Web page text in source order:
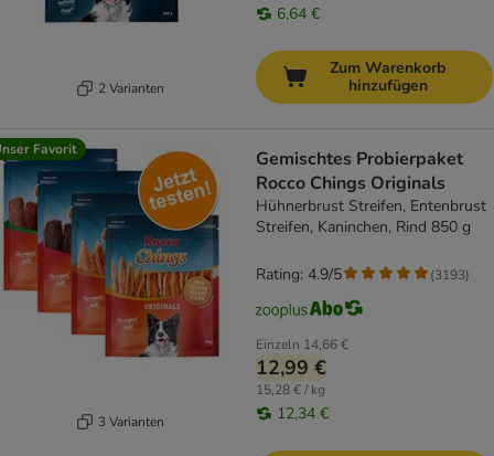
2 Varianten
6,64 €
Zum Warenkorb
hinzufügen
Favorit
3 Varianten
Gemischtes Probierpaket
Rocco Chings Originals
Hühnerbrust Streifen, Entenbrust
Streifen, Kaninchen, Rind 850 g
Einzeln 14,66 €
12,99 €
15,28 € / kg
12,34 €
Rating: 4.9/5 (3193)